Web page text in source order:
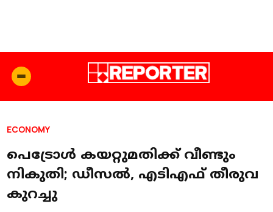
ECONOMY
പെട്രോള്‍ കയറ്റുമതിക്ക് വീണ്ടും
നികുതി; ഡീസല്‍, എടിഎഫ് തീരുവ
കുറച്ചു